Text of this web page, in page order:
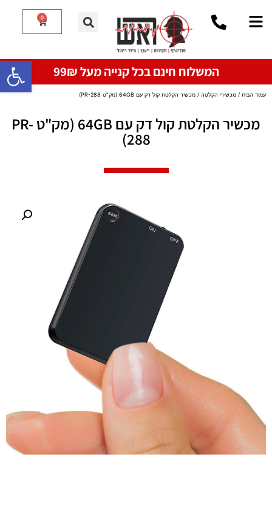
פתח
0
המשלוח חינם בכל קנייה מעל 99₪
עמוד הבית / מכשירי הקלטה / מכשיר הקלטת קול דק עם 64GB (מק"ט PR-288)
מכשיר הקלטת קול דק עם 64GB (מק"ט PR-
288)